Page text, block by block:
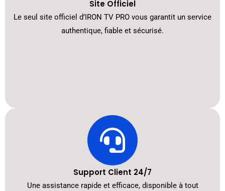
Site Officiel
Le seul site officiel d’IRON TV PRO vous garantit un service
authentique, fiable et sécurisé.
Support Client 24/7
Une assistance rapide et efficace, disponible à tout